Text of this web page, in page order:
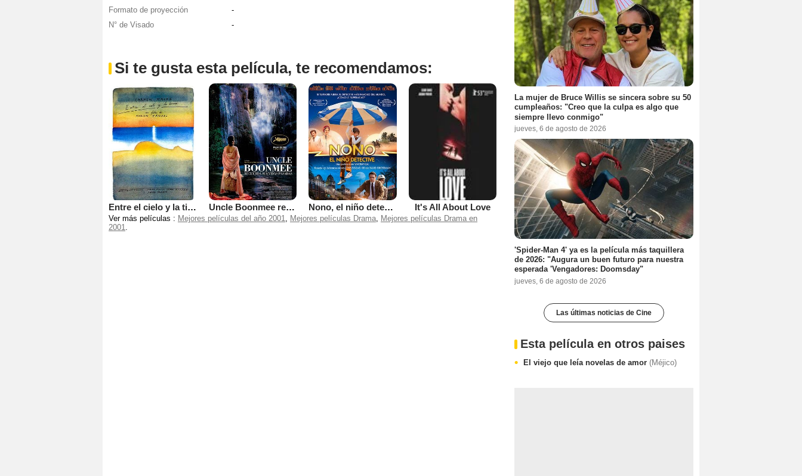
Formato de proyección
-
N° de Visado
-
Si te gusta esta película, te recomendamos:
Entre el cielo y la tierra Uncle Boonmee recuerda sus vidas pasadas Nono, el niño detective It's All About Love
Ver más películas : Mejores películas del año 2001, Mejores películas Drama, Mejores películas Drama en
2001.
La mujer de Bruce Willis se sincera sobre su 50
cumpleaños: "Creo que la culpa es algo que
siempre llevo conmigo"
jueves, 6 de agosto de 2026
'Spider-Man 4' ya es la película más taquillera
de 2026: "Augura un buen futuro para nuestra
esperada 'Vengadores: Doomsday"
jueves, 6 de agosto de 2026
Las últimas noticias de Cine
Esta película en otros paises
El viejo que leía novelas de amor (Méjico)